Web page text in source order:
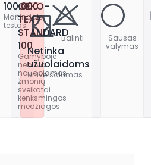
100.000
Martindale
testas
OEKO-
TEX®
STANDARD
100
Gamyboje
nebuvo
naudojamos
žmonių
sveikatai
kenksmingos
medžiagos
Netinka
užuolaidoms
Universalumas
Balinti
Sausas
valymas